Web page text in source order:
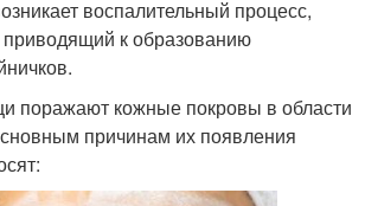
воспалительный процесс,
приводящий к образованию
поражают кожные покровы в области
причинам их появления